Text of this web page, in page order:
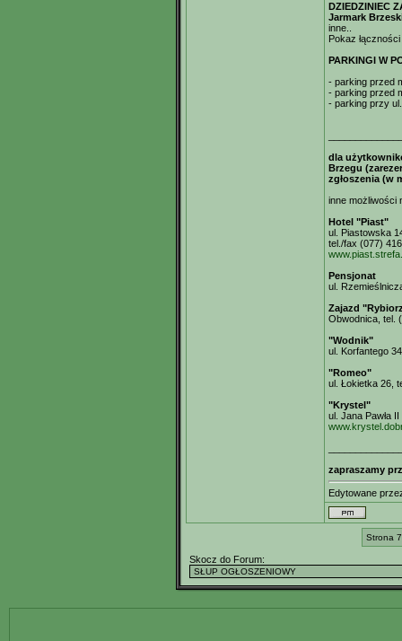
DZIEDZINIEC
Jarmark
inne..
Pokaz
PARKINGI W
- parking przed
- parking przed
- parking przy
dla
Brzegu
zgłoszenia (w
inne możliwości
Hotel "Piast"
ul. Piastowska
tel./fax (077)
Pensjonat
ul.
Zajazd
Obwodnica, tel.
"Wodnik"
ul. Korfantego
"Romeo"
ul. Łokietka 26,
"Krystel"
ul. Jana Pawła
zapraszamy
Edytowane
Strona
Skocz do Forum: